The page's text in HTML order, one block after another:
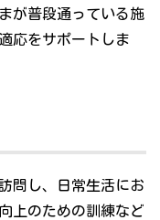
が普段通っている施
応をサポートしま
問し、日常生活にお
上のための訓練など